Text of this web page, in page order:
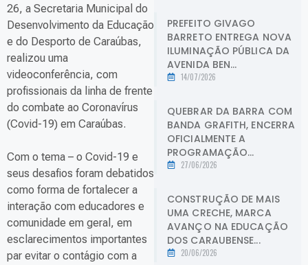
26, a Secretaria Municipal do
Desenvolvimento da Educação
e do Desporto de Caraúbas,
realizou uma
videoconferência, com
profissionais da linha de frente
do combate ao Coronavírus
(Covid-19) em Caraúbas.
Com o tema – o Covid-19 e
seus desafios foram debatidos
como forma de fortalecer a
interação com educadores e
comunidade em geral, em
esclarecimentos importantes
par evitar o contágio com a
PREFEITO GIVAGO
BARRETO ENTREGA NOVA
ILUMINAÇÃO PÚBLICA DA
AVENIDA BEN...
14/07/2026
QUEBRAR DA BARRA COM
BANDA GRAFITH, ENCERRA
OFICIALMENTE A
PROGRAMAÇÃO...
27/06/2026
CONSTRUÇÃO DE MAIS
UMA CRECHE, MARCA
AVANÇO NA EDUCAÇÃO
DOS CARAUBENSE...
20/06/2026